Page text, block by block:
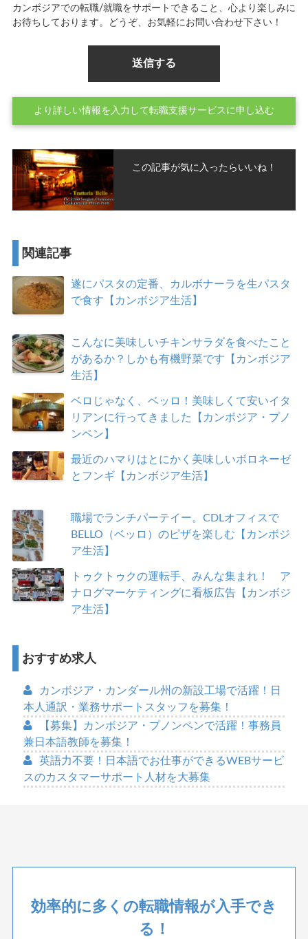
カンボジアでの転職/就職をサポートできること、心より楽しみに
お待ちしております。どうぞ、お気軽にお問い合わせ下さい！
より詳しい情報を入力して転職支援サービスに申し込む
この記事が気に入ったらいいね！
関連記事
遂にパスタの定番、カルボナーラを生パスタ
で食す【カンボジア生活】
こんなに美味しいチキンサラダを食べたこと
があるか？しかも有機野菜です【カンボジア
生活】
ベロじゃなく、ベッロ！美味しくて安いイタ
リアンに行ってきました【カンボジア・プノ
ンペン】
最近のハマりはとにかく美味しいボロネーゼ
とフンギ【カンボジア生活】
職場でランチパーテイー。CDLオフィスで
BELLO（ベッロ）のピザを楽しむ【カンボジ
ア生活】
トゥクトゥクの運転手、みんな集まれ！ ア
ナログマーケティングに看板広告【カンボジ
ア生活】
おすすめ求人
カンボジア・カンダール州の新設工場で活躍！日
本人通訳・業務サポートスタッフを募集！
【募集】カンボジア・プノンペンで活躍！事務員
兼日本語教師を募集！
英語力不要！日本語でお仕事ができるWEBサービ
スのカスタマーサポート人材を大募集
効率的に多くの転職情報が入手でき
る！